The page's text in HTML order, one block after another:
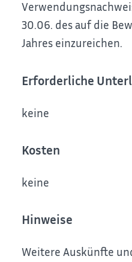
30.06. des auf die
Jahres einzureichen.
Erforderliche
keine
Kosten
keine
Hinweise
Weitere Auskünfte